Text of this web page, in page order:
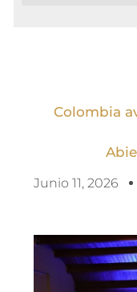
Colombia
Junio 11, 2026